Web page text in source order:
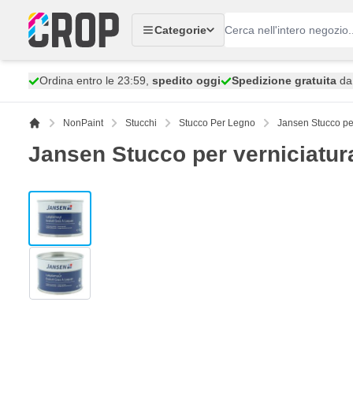
Categorie
Ordina entro le 23:59, spedito oggi Spedizione gratuita
NonPaint Stucchi Stucco Per Legno Jansen Stucco
Jansen Stucco per
View larger image
View larger image